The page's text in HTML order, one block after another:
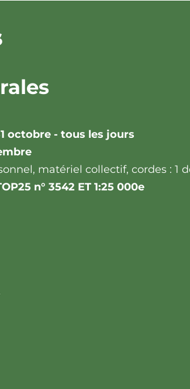
octobre - tous les jours
matériel collectif, cordes : 1
n° 3542 ET 1:25 000e